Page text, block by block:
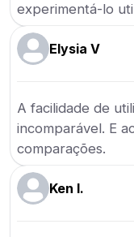
experimentá-lo
Elysia V
A facilidade de
incomparável. E
comparações.
Ken I.